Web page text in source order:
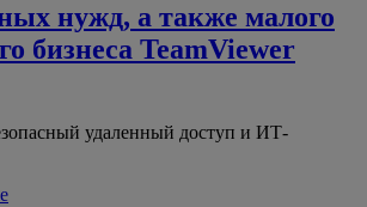
нужд, а также малого
бизнеса TeamViewer
удаленный доступ и ИТ-